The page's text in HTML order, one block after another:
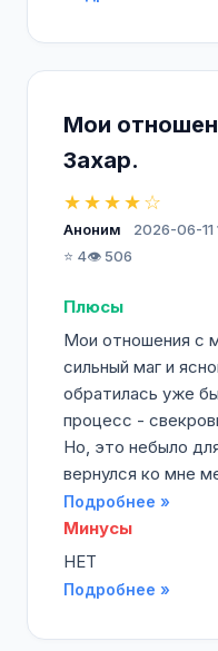
Мои
Захар.
★★★★☆
Аноним
2026-06-11
⭐ 4👁️ 506
Плюсы
Мои отношения с
сильный маг и
обратилась уже
процесс -
Но, это небыло
вернулся ко мне
Подробнее »
Минусы
НЕТ
Подробнее »